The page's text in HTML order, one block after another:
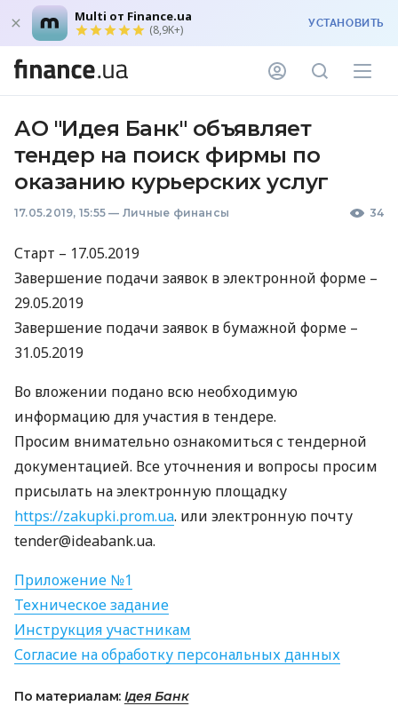
Multi от Finance.ua
(8,9K+) УСТАНОВИТЬ
АО "Идея Банк" объявляет
тендер на поиск фирмы по
оказанию курьерских услуг
17.05.2019, 15:55 — Личные финансы 34
Старт – 17.05.2019
Завершение подачи заявок в электронной форме –
29.05.2019
Завершение подачи заявок в бумажной форме –
31.05.2019
Во вложении подано всю необходимую
информацию для участия в тендере.
Просим внимательно ознакомиться с тендерной
документацией. Все уточнения и вопросы просим
присылать на электронную площадку
https://zakupki.prom.ua. или электронную почту
tender@ideabank.ua.
Приложение №1
Техническое задание
Инструкция участникам
Согласие на обработку персональных данных
По материалам: Ідея Банк